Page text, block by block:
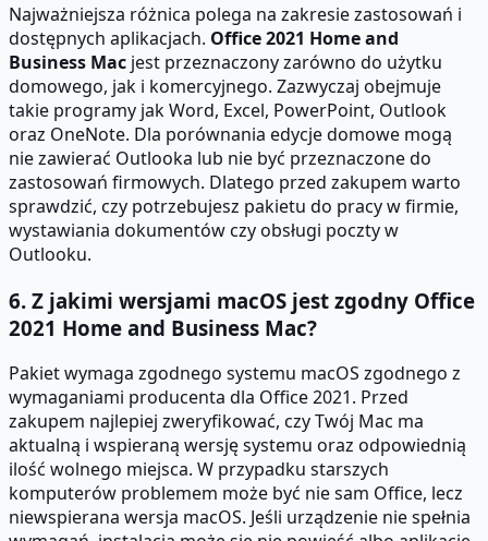
Najważniejsza różnica polega na zakresie zastosowań i
dostępnych aplikacjach. Office 2021 Home and
Business Mac jest przeznaczony zarówno do użytku
domowego, jak i komercyjnego. Zazwyczaj obejmuje
takie programy jak Word, Excel, PowerPoint, Outlook
oraz OneNote. Dla porównania edycje domowe mogą
nie zawierać Outlooka lub nie być przeznaczone do
zastosowań firmowych. Dlatego przed zakupem warto
sprawdzić, czy potrzebujesz pakietu do pracy w firmie,
wystawiania dokumentów czy obsługi poczty w
Outlooku.
6. Z jakimi wersjami macOS jest zgodny Office
2021 Home and Business Mac?
Pakiet wymaga zgodnego systemu macOS zgodnego z
wymaganiami producenta dla Office 2021. Przed
zakupem najlepiej zweryfikować, czy Twój Mac ma
aktualną i wspieraną wersję systemu oraz odpowiednią
ilość wolnego miejsca. W przypadku starszych
komputerów problemem może być nie sam Office, lecz
niewspierana wersja macOS. Jeśli urządzenie nie spełnia